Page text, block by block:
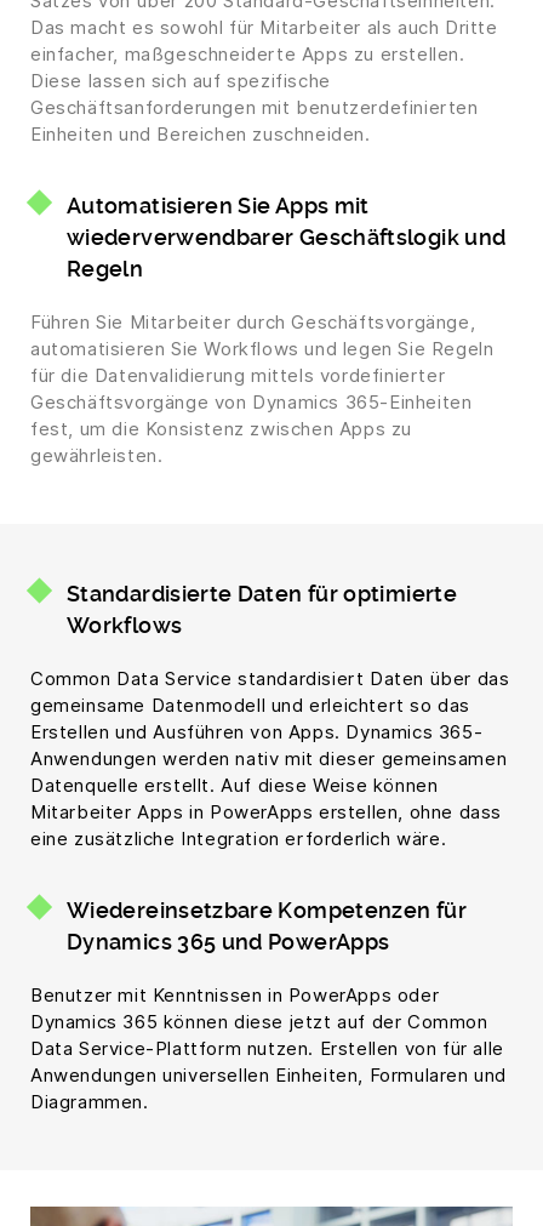
Das macht es sowohl für Mitarbeiter als auch Dritte
einfacher, maßgeschneiderte Apps zu erstellen.
Diese lassen sich auf spezifische
Geschäftsanforderungen mit benutzerdefinierten
Einheiten und Bereichen zuschneiden.
Automatisieren Sie Apps mit
wiederverwendbarer Geschäftslogik und
Regeln
Führen Sie Mitarbeiter durch Geschäftsvorgänge,
automatisieren Sie Workflows und legen Sie Regeln
für die Datenvalidierung mittels vordefinierter
Geschäftsvorgänge von Dynamics 365-Einheiten
fest, um die Konsistenz zwischen Apps zu
gewährleisten.
Standardisierte Daten für optimierte
Workflows
Common Data Service standardisiert Daten über das
gemeinsame Datenmodell und erleichtert so das
Erstellen und Ausführen von Apps. Dynamics 365-
Anwendungen werden nativ mit dieser gemeinsamen
Datenquelle erstellt. Auf diese Weise können
Mitarbeiter Apps in PowerApps erstellen, ohne dass
eine zusätzliche Integration erforderlich wäre.
Wiedereinsetzbare Kompetenzen für
Dynamics 365 und PowerApps
Benutzer mit Kenntnissen in PowerApps oder
Dynamics 365 können diese jetzt auf der Common
Data Service-Plattform nutzen. Erstellen von für alle
Anwendungen universellen Einheiten, Formularen und
Diagrammen.